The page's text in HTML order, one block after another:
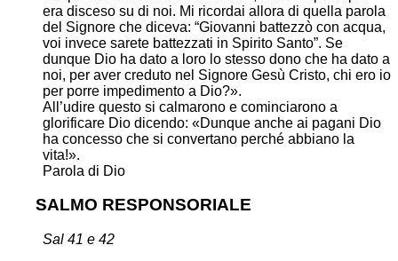
era disceso su di noi. Mi ricordai allora di quella parola
del Signore che diceva: “Giovanni battezzò con acqua,
voi invece sarete battezzati in Spirito Santo”. Se
dunque Dio ha dato a loro lo stesso dono che ha dato a
noi, per aver creduto nel Signore Gesù Cristo, chi ero io
per porre impedimento a Dio?».
All’udire questo si calmarono e cominciarono a
glorificare Dio dicendo: «Dunque anche ai pagani Dio
ha concesso che si convertano perché abbiano la
vita!».
Parola di Dio
SALMO RESPONSORIALE
Sal 41 e 42